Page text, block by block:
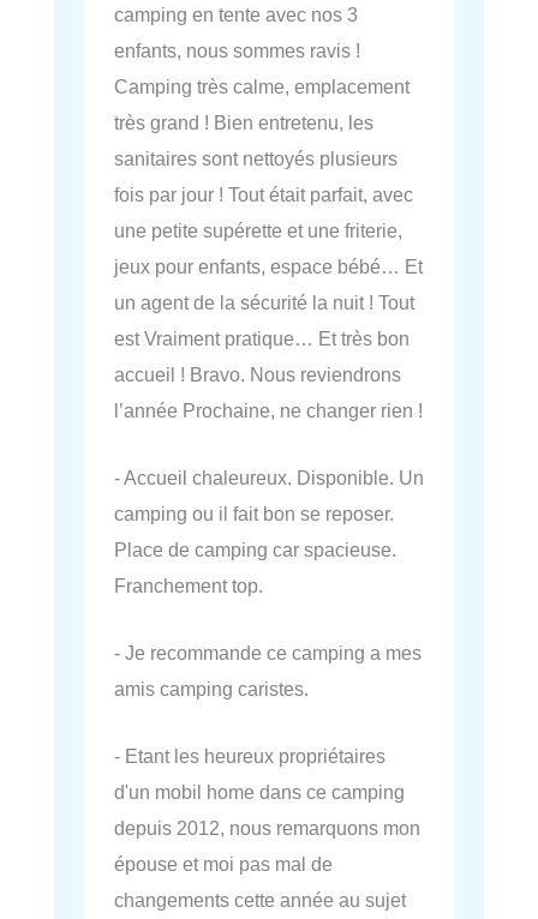
camping en tente avec nos 3
enfants, nous sommes ravis !
Camping très calme, emplacement
très grand ! Bien entretenu, les
sanitaires sont nettoyés plusieurs
fois par jour ! Tout était parfait, avec
une petite supérette et une friterie,
jeux pour enfants, espace bébé… Et
un agent de la sécurité la nuit ! Tout
est Vraiment pratique… Et très bon
accueil ! Bravo. Nous reviendrons
l’année Prochaine, ne changer rien !
- Accueil chaleureux. Disponible. Un
camping ou il fait bon se reposer.
Place de camping car spacieuse.
Franchement top.
- Je recommande ce camping a mes
amis camping caristes.
- Etant les heureux propriétaires
d'un mobil home dans ce camping
depuis 2012, nous remarquons mon
épouse et moi pas mal de
changements cette année au sujet